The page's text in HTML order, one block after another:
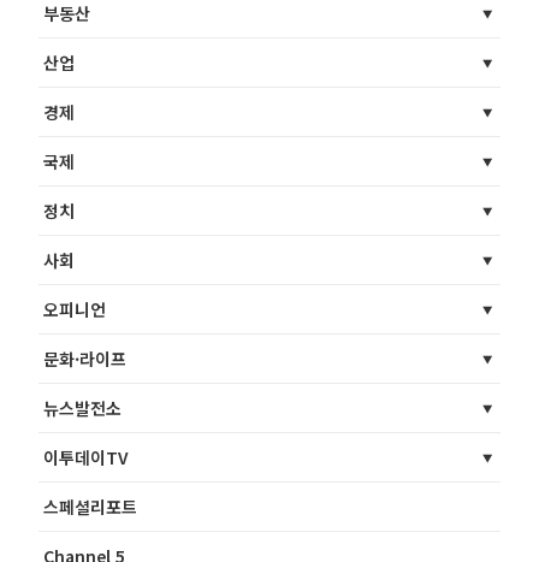
부동산
산업
경제
국제
정치
사회
오피니언
문화·라이프
뉴스발전소
이투데이TV
스페셜리포트
Channel 5